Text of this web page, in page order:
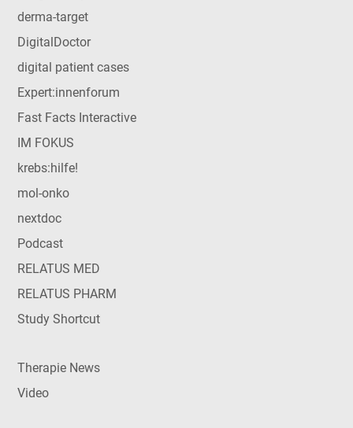
derma-target
DigitalDoctor
digital patient cases
Expert:innenforum
Fast Facts Interactive
IM FOKUS
krebs:hilfe!
mol-onko
nextdoc
Podcast
RELATUS MED
RELATUS PHARM
Study Shortcut
Therapie News
Video